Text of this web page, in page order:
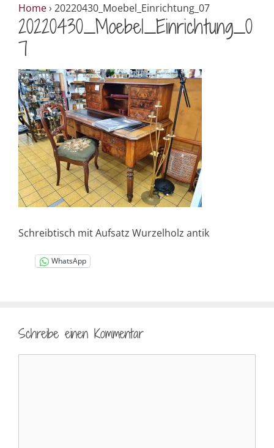
Home› 20220430_Moebel_Einrichtung_07
20220430_Moebel_Einrichtung_0
7
Schreibtisch mit Aufsatz Wurzelholz antik
WhatsApp
Schreibe einen Kommentar